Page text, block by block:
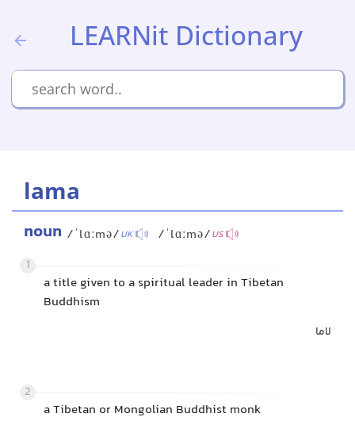
LEARNit Dictionary
lama
noun /ˈlɑːmə/UK /ˈlɑːmə/US
1
a title given to a spiritual leader in Tibetan
Buddhism
لاما
2
a Tibetan or Mongolian Buddhist monk